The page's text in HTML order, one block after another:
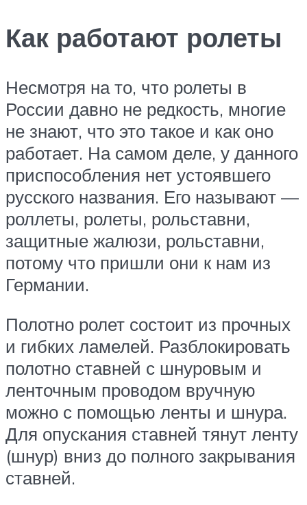
Как работают ролеты
Несмотря на то, что ролеты в
России давно не редкость, многие
не знают, что это такое и как оно
работает. На самом деле, у данного
приспособления нет устоявшего
русского названия. Его называют —
роллеты, ролеты, рольставни,
защитные жалюзи, рольставни,
потому что пришли они к нам из
Германии.
Полотно ролет состоит из прочных
и гибких ламелей. Разблокировать
полотно ставней с шнуровым и
ленточным проводом вручную
можно с помощью ленты и шнура.
Для опускания ставней тянут ленту
(шнур) вниз до полного закрывания
ставней.